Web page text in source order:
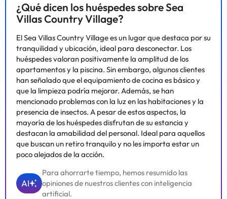
Algunos de los servicios detallados pueden ser de pago. Puedes
consultar sus tarifas directamente en el establecimiento. Toda la
información de esta ficha está sujeta a cambios por parte del
alojamiento. Si tienes dudas, contáctanos.
¿Qué dicen los huéspedes sobre Sea
Villas Country Village?
El Sea Villas Country Village es un lugar que destaca por su
tranquilidad y ubicación, ideal para desconectar. Los
huéspedes valoran positivamente la amplitud de los
apartamentos y la piscina. Sin embargo, algunos clientes
han señalado que el equipamiento de cocina es básico y
que la limpieza podría mejorar. Además, se han
mencionado problemas con la luz en las habitaciones y la
presencia de insectos. A pesar de estos aspectos, la
mayoría de los huéspedes disfrutan de su estancia y
destacan la amabilidad del personal. Ideal para aquellos
que buscan un retiro tranquilo y no les importa estar un
poco alejados de la acción.
AI
Para ahorrarte tiempo, hemos resumido las
opiniones de nuestros clientes con inteligencia
artificial.